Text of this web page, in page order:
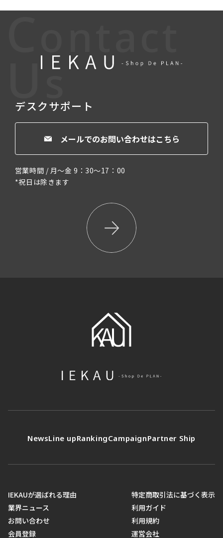
C
Us
デスクサポート
メールでのお問い合わせはこちら
営業時間 / 月〜金 9：30〜17：00
*祝日は除きます
NewsLine upRankingCampaignPartner Ship
IEKAUが選ばれる理由
業界ニュース
お問い合わせ
会員登録
特定商取引法に基づく表示
利用ガイド
利用規約
運営会社